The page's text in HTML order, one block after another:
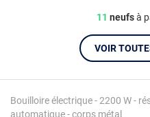
Bouilloire électrique - 2200 W -
automatique - corps métal
11 neufsà
VOIR